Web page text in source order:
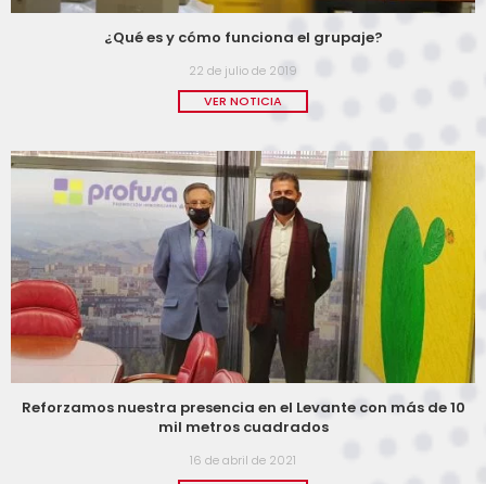
¿Qué es y cómo funciona el grupaje?
22 de julio de 2019
VER NOTICIA
Reforzamos nuestra presencia en el Levante con más de 10
mil metros cuadrados
16 de abril de 2021